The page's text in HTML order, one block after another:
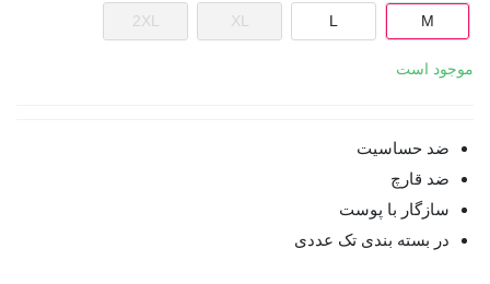
M
L
XL
2XL
موجود است
ضد حساسیت
ضد قارچ
سازگار با پوست
در بسته بندی تک عددی